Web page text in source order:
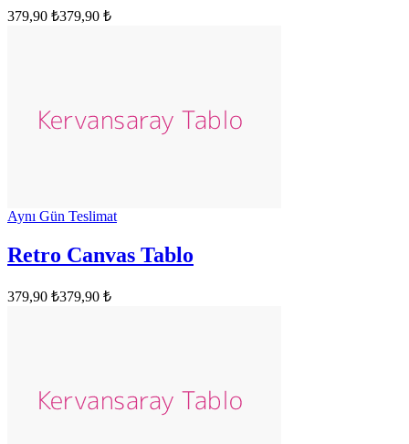
379,90 ₺379,90 ₺
Aynı Gün Teslimat
Retro Canvas Tablo
379,90 ₺379,90 ₺